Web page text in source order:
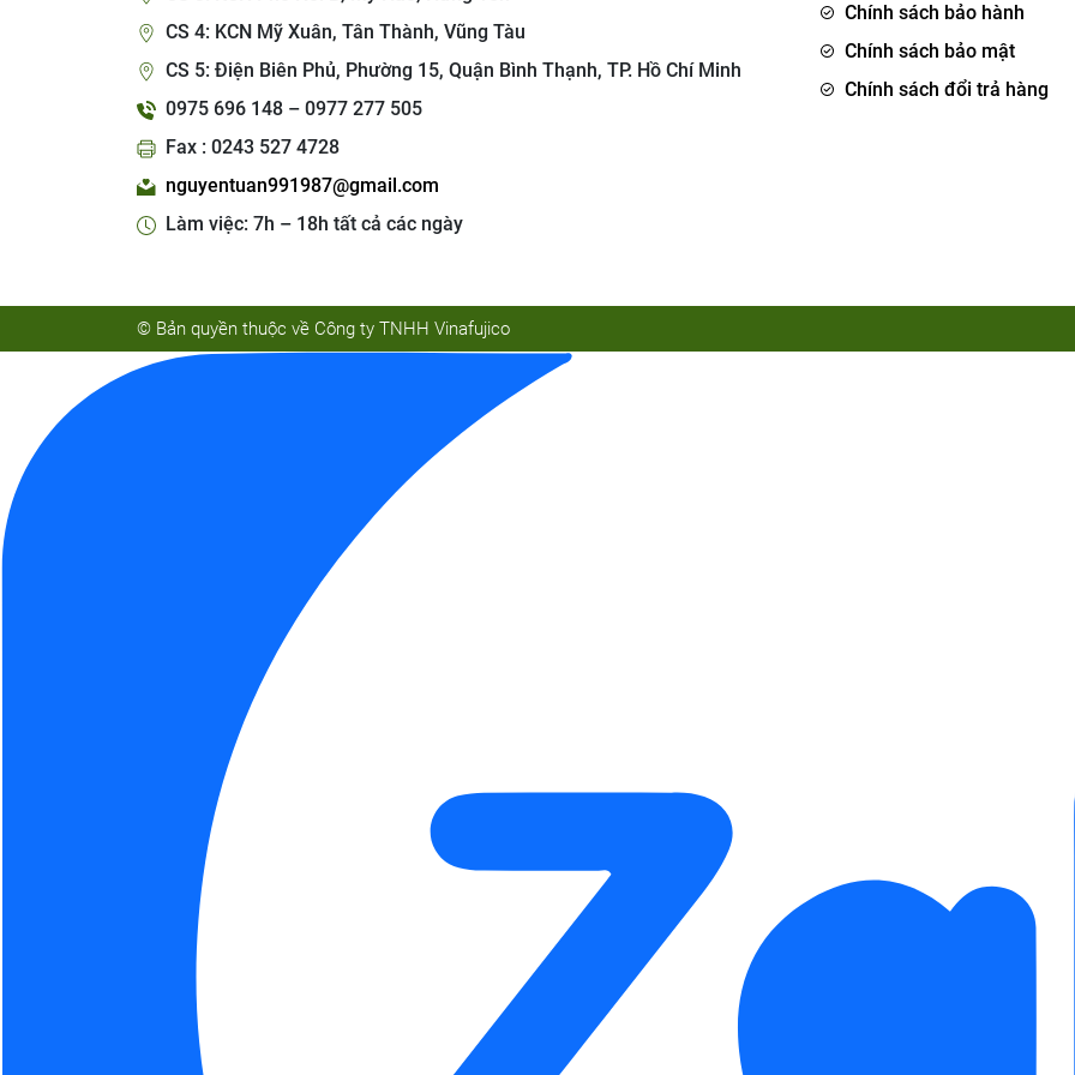
CS 4: KCN Mỹ Xuân, Tân Thành, Vũng Tàu
CS 5: Điện Biên Phủ, Phường 15, Quận Bình Thạnh, TP. Hồ Chí Minh
0975 696 148 – 0977 277 505
Fax : 0243 527 4728
nguyentuan991987@gmail.com
Làm việc: 7h – 18h tất cả các ngày
Chính sách bảo hành
Chính sách bảo mật
Chính sách đổi trả hàng
© Bản quyền thuộc về Công ty TNHH Vinafujico